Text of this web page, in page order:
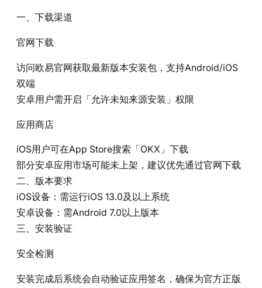
一、下载渠道
官网下载‌
访问欧易官网获取最新版本安装包，支持Android/iOS
双端
安卓用户需开启「允许未知来源安装」权限
应用商店‌
iOS用户可在App Store搜索「OKX」下载
部分安卓应用市场可能未上架，建议优先通过官网下载
二、版本要求
iOS设备‌：需运行iOS 13.0及以上系统
安卓设备‌：需Android 7.0以上版本
三、安装验证
安全检测‌
安装完成后系统会自动验证应用签名，确保为官方正版